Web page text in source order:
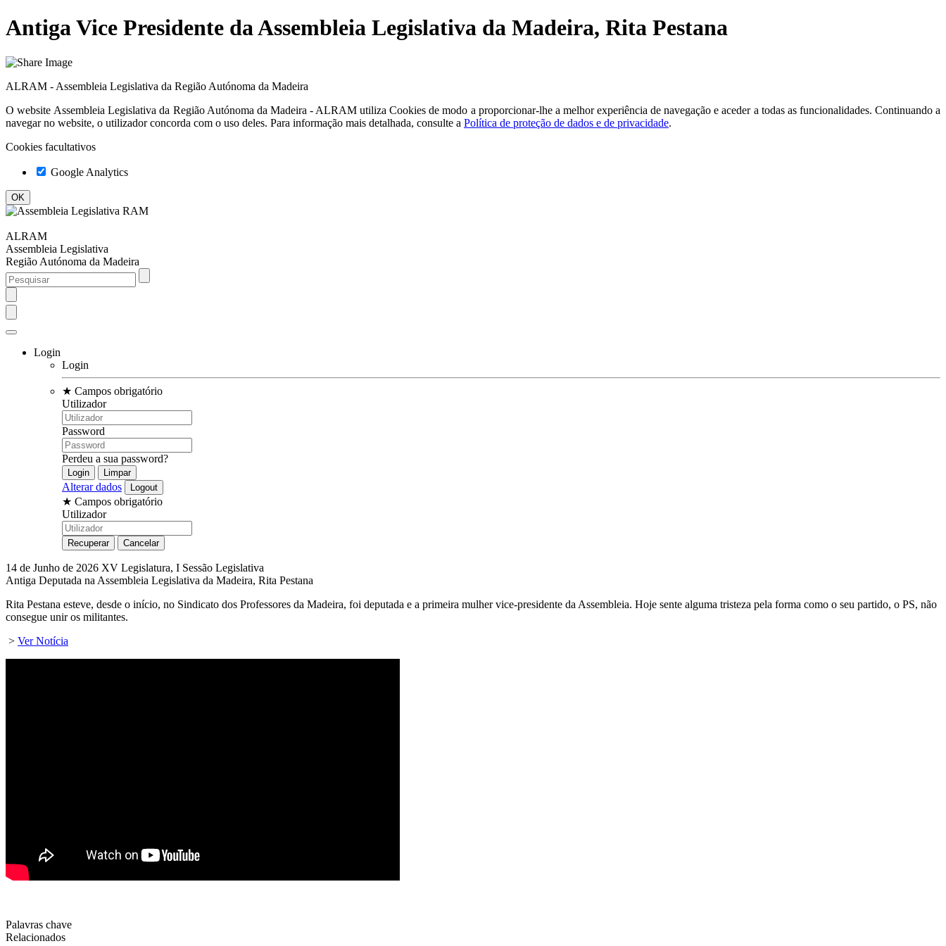
Antiga Vice Presidente da Assembleia Legislativa da Madeira, Rita Pestana
ALRAM - Assembleia Legislativa da Região Autónoma da Madeira
O website Assembleia Legislativa da Região Autónoma da Madeira - ALRAM utiliza Cookies de modo a proporcionar-lhe a melhor experiência de navegação e aceder a todas as funcionalidades. Continuando a
navegar no website, o utilizador concorda com o uso deles. Para informação mais detalhada, consulte a Política de proteção de dados e de privacidade.
Cookies facultativos
Google Analytics
ALRAM
Assembleia Legislativa
Região Autónoma da Madeira
Login
Login
★ Campos obrigatório
Utilizador
Password
Perdeu a sua password?
Alterar dados
★ Campos obrigatório
Utilizador
14 de Junho de 2026 XV Legislatura, I Sessão Legislativa
Antiga Deputada na Assembleia Legislativa da Madeira, Rita Pestana
Rita Pestana esteve, desde o início, no Sindicato dos Professores da Madeira, foi deputada e a primeira mulher vice-presidente da Assembleia. Hoje sente alguma tristeza pela forma como o seu partido, o PS, não
consegue unir os militantes.
> Ver Notícia
Palavras chave
Relacionados